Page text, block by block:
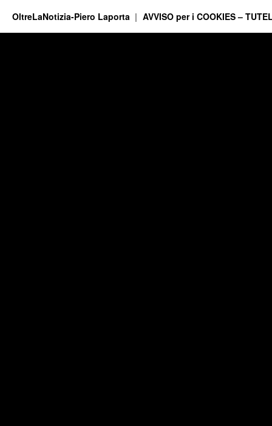
OltreLaNotizia-Piero Laporta AVVISO per i COOKIES –